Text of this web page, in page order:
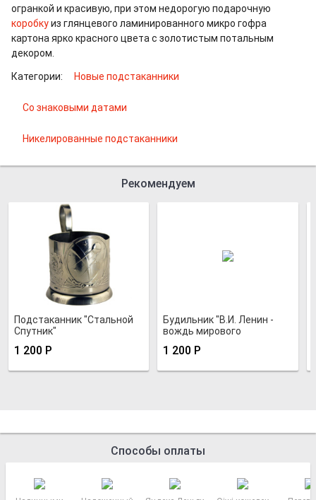
огранкой и красивую, при этом недорогую подарочную
коробкуиз глянцевого ламинированного микро гофра
картона ярко красного цвета с золотистым потальным
декором.
Категории: Новые подстаканники
Со знаковыми датами
Никелированные подстаканники
Рекомендуем
Подстаканник "Стальной
Спутник"
1 200 Р
Будильник "В.И. Ленин -
вождь мирового
1 200 Р
Способы оплаты